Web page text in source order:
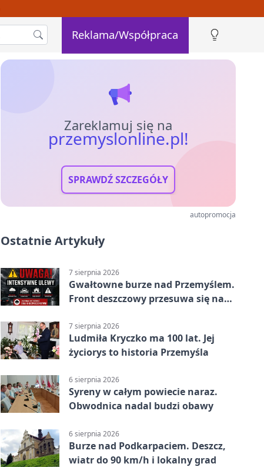
Reklama/Współpraca
Zareklamuj się na
przemyslonline.pl!
SPRAWDŹ SZCZEGÓŁY
autopromocja
Ostatnie Artykuły
7 sierpnia 2026
Gwałtowne burze nad Przemyślem.
Front deszczowy przesuwa się na
7 sierpnia 2026
Ludmiła Kryczko ma 100 lat. Jej
życiorys to historia Przemyśla
6 sierpnia 2026
Syreny w całym powiecie naraz.
Obwodnica nadal budzi obawy
6 sierpnia 2026
Burze nad Podkarpaciem. Deszcz,
wiatr do 90 km/h i lokalny grad